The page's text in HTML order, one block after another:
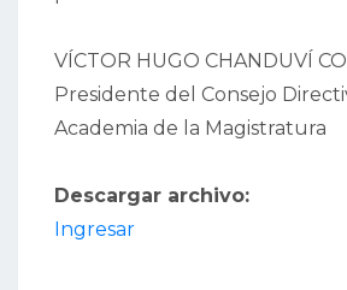
VÍCTOR HUGO CHANDUVÍ
Presidente del Consejo
Academia de la Magistratura
Descargar archivo:
Ingresar